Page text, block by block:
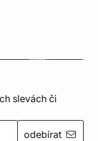
slevách či
odebírat